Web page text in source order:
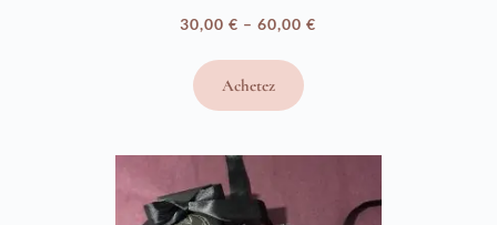
30,00€ –60,00€
Plage
prix :
60,00 €
Achetez